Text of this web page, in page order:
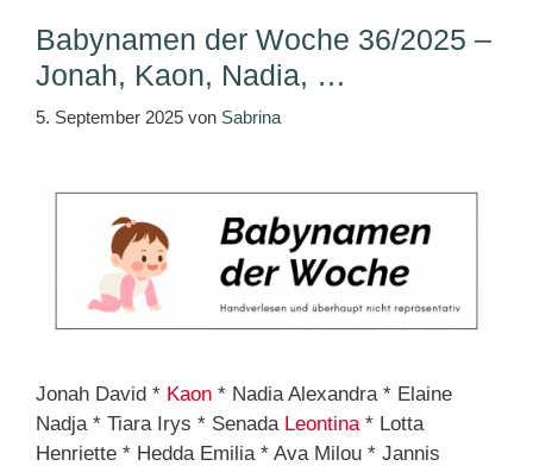
Babynamen der Woche 36/2025 –
Jonah, Kaon, Nadia, …
5. September 2025 von Sabrina
Jonah David * Kaon * Nadia Alexandra * Elaine
Nadja * Tiara Irys * Senada Leontina * Lotta
Henriette * Hedda Emilia * Ava Milou * Jannis